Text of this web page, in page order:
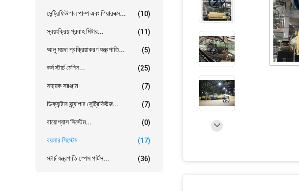
সেন্ট্রিফিউগাল পাম্প এবং গিয়ারবক্স... (10)
স্বয়ংক্রিয় প্রবাহ মিটার... (11)
আলু ময়দা প্রক্রিয়াকরণ যন্ত্রপাতি... (5)
কর্ন স্টার্চ মেশিন... (25)
সহায়ক সরঞ্জাম (7)
ডিক্যান্টার স্ক্র্যাপার সেন্ট্রিফিউজ... (7)
বায়োগ্যাস সিস্টেম... (0)
বয়লার সিস্টেম (17)
স্টার্চ যন্ত্রপাতি স্পেস পার্টস... (36)